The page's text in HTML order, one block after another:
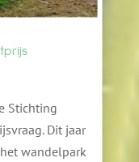
Stichting
Dit jaar
wandelpark